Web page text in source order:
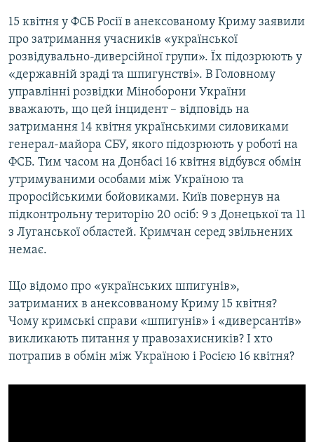
ІНФОГРАФІКА
ДОЛУЧАЙСЯ!
Усі сайти RFE/RL
15 квітня у ФСБ Росії в анексованому Криму заявили
про затримання учасників «української
розвідувально-диверсійної групи». Їх підозрюють у
«державній зраді та шпигунстві». В Головному
управлінні розвідки Міноборони України
вважають, що цей інцидент – відповідь на
затримання 14 квітня українськими силовиками
генерал-майора СБУ, якого підозрюють у роботі на
ФСБ. Тим часом на Донбасі 16 квітня відбувся обмін
утримуваними особами між Україною та
проросійськими бойовиками. Київ повернув на
підконтрольну територію 20 осіб: 9 з Донецької та 11
з Луганської областей. Кримчан серед звільнених
немає.
Що відомо про «українських шпигунів»,
затриманих в анексовваному Криму 15 квітня?
Чому кримські справи «шпигунів» і «диверсантів»
викликають питання у правозахисників? І хто
потрапив в обмін між Україною і Росією 16 квітня?